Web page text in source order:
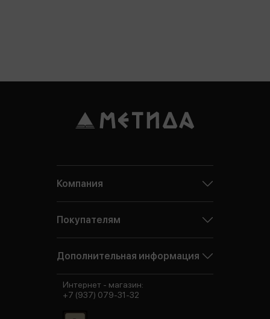
Компания
Покупателям
Дополнительная информация
Интернет - магазин:
+7 (937) 079-31-32